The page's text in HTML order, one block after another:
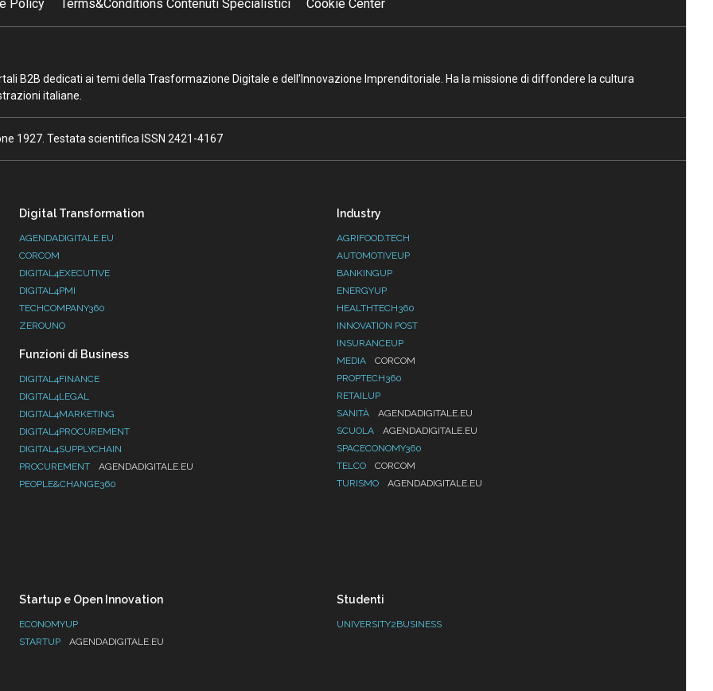
Policy Terms&Conditions Contenuti Specialistici Cookie Center
B2B dedicati ai temi della Trasformazione Digitale e dell’Innovazione Imprenditoriale. Ha la missione di diffondere la cultura
italiane.
1927. Testata scientifica ISSN 2421-4167
Digital Transformation
AGENDADIGITALE.EU
CORCOM
DIGITAL4EXECUTIVE
DIGITAL4PMI
TECHCOMPANY360
ZEROUNO
Funzioni di Business
DIGITAL4FINANCE
DIGITAL4LEGAL
DIGITAL4MARKETING
DIGITAL4PROCUREMENT
DIGITAL4SUPPLYCHAIN
PROCUREMENT
AGENDADIGITALE.EU
PEOPLE&CHANGE360
Industry
AGRIFOOD.TECH
AUTOMOTIVEUP
BANKINGUP
ENERGYUP
HEALTHTECH360
INNOVATION POST
INSURANCEUP
MEDIA
CORCOM
PROPTECH360
RETAILUP
SANITÀ
AGENDADIGITALE.EU
SCUOLA
AGENDADIGITALE.EU
SPACECONOMY360
TELCO
CORCOM
TURISMO
AGENDADIGITALE.EU
Startup e Open Innovation
ECONOMYUP
STARTUP
AGENDADIGITALE.EU
Studenti
UNIVERSITY2BUSINESS